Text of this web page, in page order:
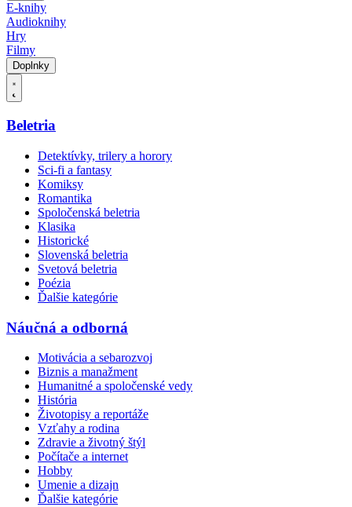
E-knihy
Audioknihy
Hry
Filmy
Doplnky
Beletria
Detektívky, trilery a horory
Sci-fi a fantasy
Komiksy
Romantika
Spoločenská beletria
Klasika
Historické
Slovenská beletria
Svetová beletria
Poézia
Ďalšie kategórie
Náučná a odborná
Motivácia a sebarozvoj
Biznis a manažment
Humanitné a spoločenské vedy
História
Životopisy a reportáže
Vzťahy a rodina
Zdravie a životný štýl
Počítače a internet
Hobby
Umenie a dizajn
Ďalšie kategórie